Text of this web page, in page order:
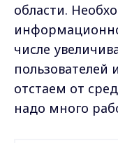
области.
числе
пользователей
отстаем от
надо много